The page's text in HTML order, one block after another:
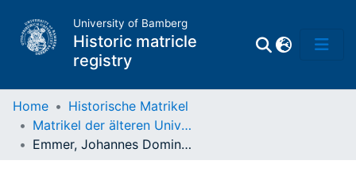
University of Bamberg
Historic matricle
registry
Matrikel
Home
Historische Matrikel
Matrikel der älteren Universität
Emmer, Johannes Dominikus Philipp